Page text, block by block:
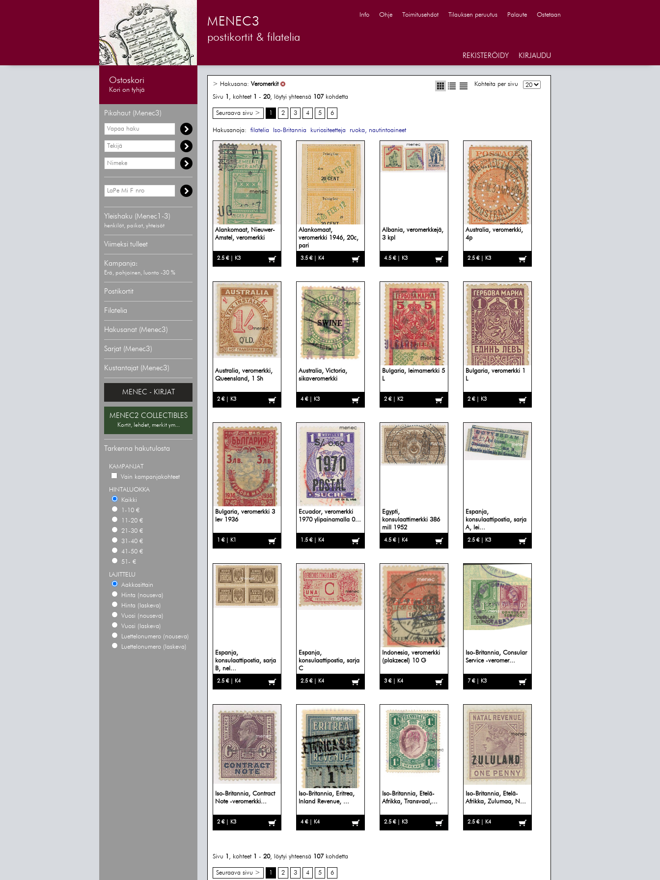
MENEC3
postikortit & filatelia
Info Ohje Toimitusehdot Tilauksen peruutus Palaute Ostetaan
REKISTERÖIDY KIRJAUDU
Ostoskori
Kori on tyhjä
Pikahaut (Menec3)
Yleishaku (Menec1-3)
henkilöt, paikat, yhteisöt
Viimeksi tulleet
Kampanja:
Erä, pohjoinen, luonto -30 %
Postikortit
Filatelia
Hakusanat (Menec3)
Sarjat (Menec3)
Kustantajat (Menec3)
MENEC - KIRJAT
MENEC2 COLLECTIBLES
Kortit, lehdet, merkit ym...
Tarkenna hakutulosta
KAMPANJAT
Vain kampanjakohteet
HINTALUOKKA
Kaikki
1-10 €
11-20 €
21-30 €
31-40 €
41-50 €
51- €
LAJITTELU
Aakkosittain
Hinta (nouseva)
Hinta (laskeva)
Vuosi (nouseva)
Vuosi (laskeva)
Luettelonumero (nouseva)
Luettelonumero (laskeva)
Kohteita per sivu
> Hakusana: Veromerkit
Sivu 1 , kohteet 1 - 20, löytyi yhteensä 107 kohdetta
Seuraava sivu > 1 2 3 4 5 6
Hakusanoja: filatelia Iso-Britannia kuriositeetteja ruoka, nautintoaineet
Alankomaat, Nieuwer-
Amstel, veromerkki
2.5 € | K3
Alankomaat,
veromerkki 1946, 20c,
pari
3.5 € | K4
Albania, veromerkkejä,
3 kpl
4.5 € | K3
Australia, veromerkki,
4p
2.5 € | K3
Australia, veromerkki,
Queensland, 1 Sh
2 € | K3
Australia, Victoria,
sikaveromerkki
4 € | K3
Bulgaria, leimamerkki 5
L
2 € | K2
Bulgaria, veromerkki 1
L
2 € | K3
Bulgaria, veromerkki 3
lev 1936
1 € | K1
Ecuador, veromerkki
1970 ylipainamalla 0...
1.5 € | K4
Egypti,
konsulaattimerkki 386
mill 1952
4.5 € | K4
Espanja,
konsulaattipostia, sarja
A, lei...
2.5 € | K3
Espanja,
konsulaattipostia, sarja
B, nel...
2.5 € | K4
Espanja,
konsulaattipostia, sarja
C
2.5 € | K4
Indonesia, veromerkki
(plakzecel) 10 G
3 € | K4
Iso-Britannia, Consular
Service -veromer...
7 € | K3
Iso-Britannia, Contract
Note -veromerkki...
2 € | K3
Iso-Britannia, Eritrea,
Inland Revenue, ...
4 € | K4
Iso-Britannia, Etelä-
Afrikka, Transvaal,...
2.5 € | K3
Iso-Britannia, Etelä-
Afrikka, Zulumaa, N...
2.5 € | K4
Sivu 1 , kohteet 1 - 20, löytyi yhteensä 107 kohdetta
Seuraava sivu > 1 2 3 4 5 6